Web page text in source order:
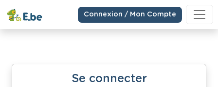
Connexion / Mon Compte
Se connecter